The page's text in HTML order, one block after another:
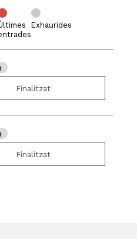
Exhaurides
Finalitzat
Finalitzat